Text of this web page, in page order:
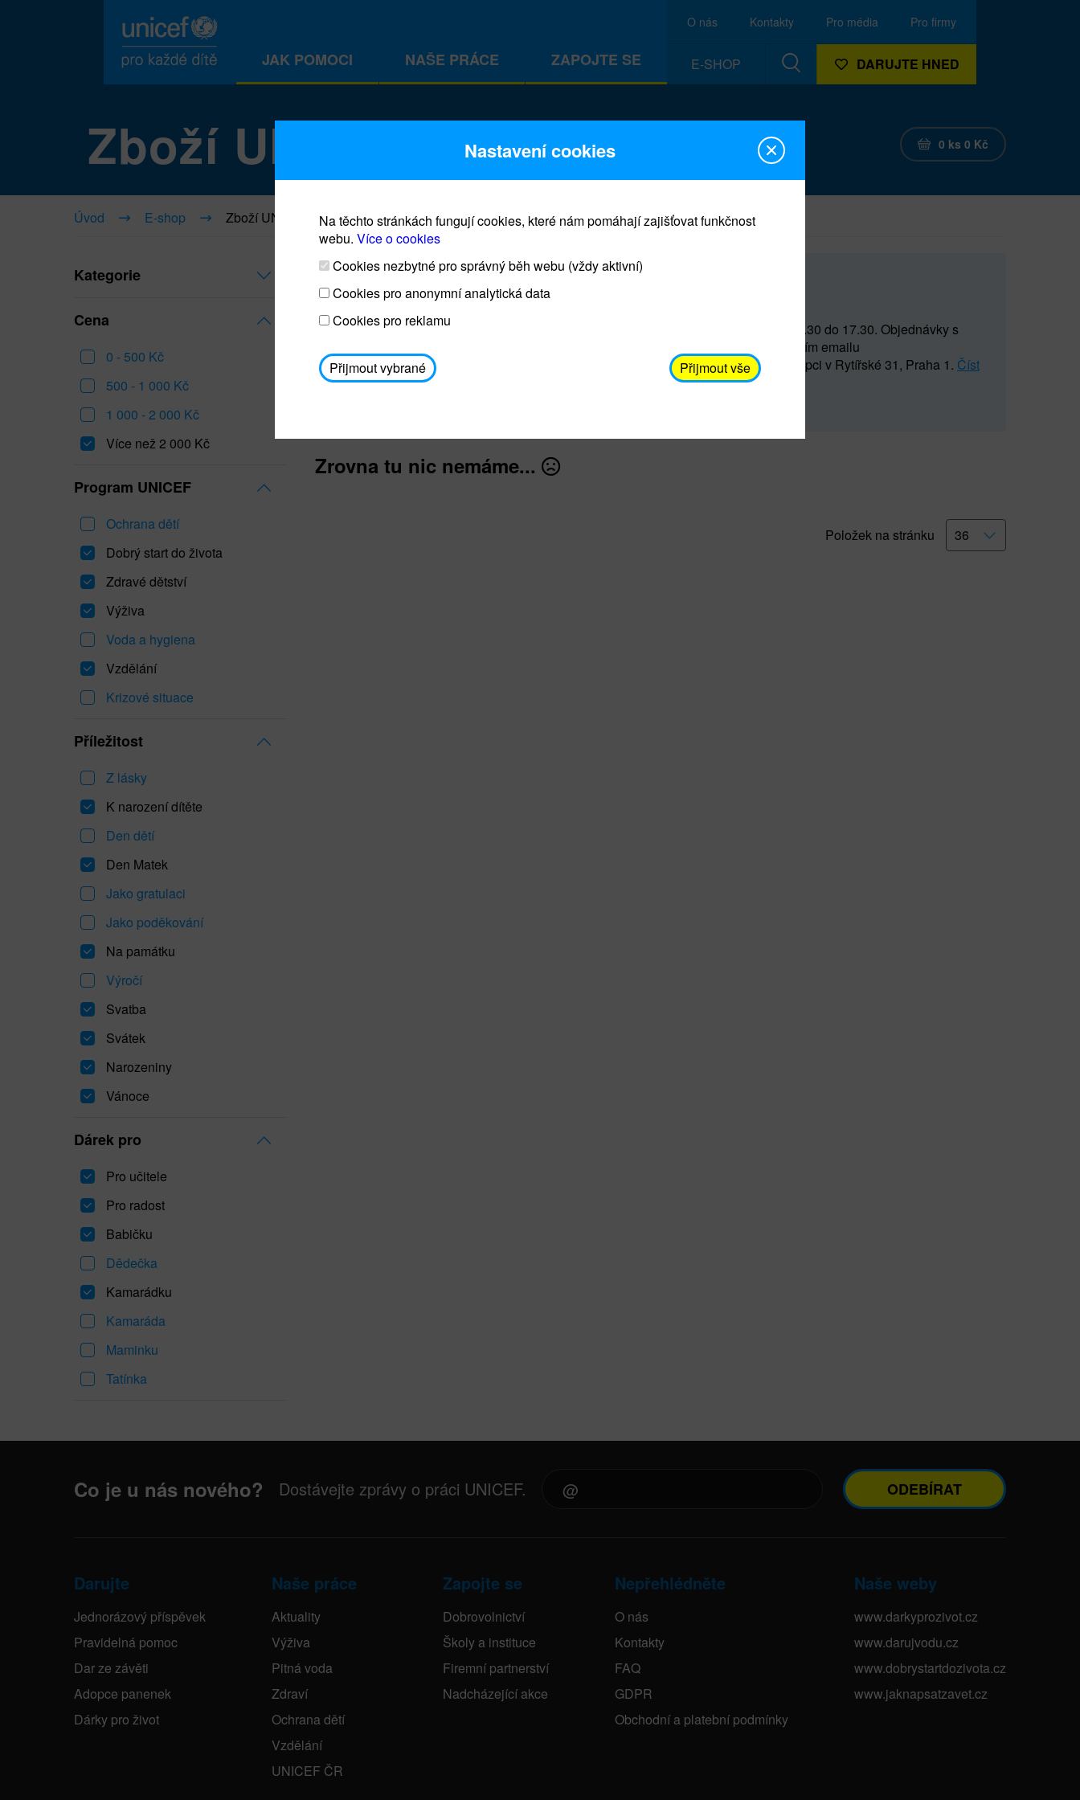
JAK POMOCI NAŠE PRÁCE ZAPOJTE SE
O nás Kontakty Pro média Pro firmy
E-SHOP DARUJTE HNED
Zboží UNICEF 0 ks 0 Kč
Úvod E-shop Zboží UNICEF
Kategorie
Cena
0 - 500 Kč
500 - 1 000 Kč
1 000 - 2 000 Kč
Více než 2 000 Kč
Program UNICEF
Ochrana dětí
Dobrý start do života
Zdravé dětství
Výživa
Voda a hygiena
Vzdělání
Krizové situace
Příležitost
Z lásky
K narození dítěte
Den dětí
Den Matek
Jako gratulaci
Jako poděkování
Na památku
Výročí
Svatba
Svátek
Narozeniny
Vánoce
Dárek pro
Pro učitele
Pro radost
Babičku
Dědečka
Kamarádku
Kamaráda
Maminku
Tatínka
Prodej blahopřání a dárků UNICEF
Prodejna UNICEF bude otevřena každý čtvrtek o 11 do 15 a od 15.30 do 17.30. Objednávky s
osobním odběrem je možné vyzvednout po domluvě (prostřednictvím emailu
avodickova@unicef.cz nebo telefonním čísle 606 655 547) na recepci v Rytířské 31, Praha 1. Číst
dále
Zrovna tu nic nemáme...
Položek na stránku
Co je u nás nového? Dostávejte zprávy o práci UNICEF. ODEBÍRAT
Darujte
Jednorázový příspěvek
Pravidelná pomoc
Dar ze závěti
Adopce panenek
Dárky pro život
Naše práce
Aktuality
Výživa
Pitná voda
Zdraví
Ochrana dětí
Vzdělání
UNICEF ČR
Zapojte se
Dobrovolnictví
Školy a instituce
Firemní partnerství
Nadcházející akce
Nepřehlédněte
O nás
Kontakty
FAQ
GDPR
Obchodní a platební podmínky
Naše weby
www.darkyprozivot.cz
www.darujvodu.cz
www.dobrystartdozivota.cz
www.jaknapsatzavet.cz
Nastavení cookies
Na těchto stránkách fungují cookies, které nám pomáhají zajišťovat funkčnost
webu. Více o cookies
Cookies nezbytné pro správný běh webu (vždy aktivní)
Cookies pro anonymní analytická data
Cookies pro reklamu
Přijmout vybrané Přijmout vše